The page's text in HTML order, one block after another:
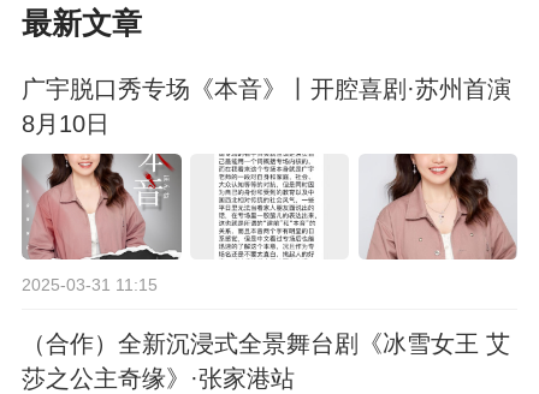
最新文章
广宇脱口秀专场《本音》丨开腔喜剧·苏州首演
8月10日
2025-03-31 11:15
（合作）全新沉浸式全景舞台剧《冰雪女王 艾
莎之公主奇缘》·张家港站